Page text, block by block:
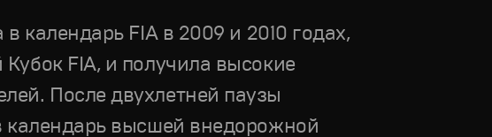
календарь FIA в 2009 и 2010 годах,
FIA, и получила высокие
После двухлетней паузы
календарь высшей внедорожной